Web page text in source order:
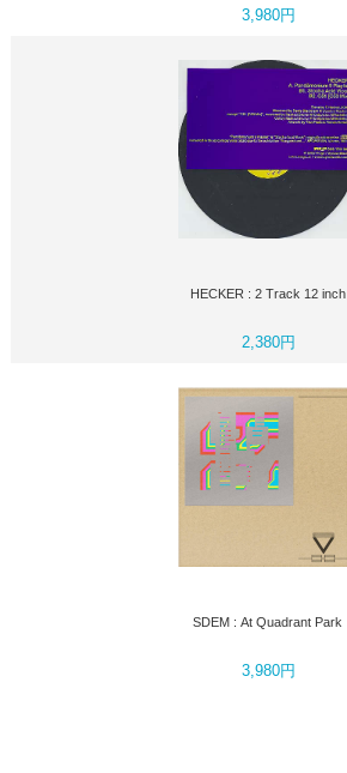
3,980円
HECKER : 2 Track 12 inch
2,380円
SDEM : At Quadrant Park
3,980円